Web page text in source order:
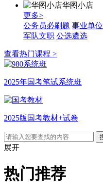
华图小店
更多>
公务员必刷题 事业单位
军队文职 公选遴选
查看热门课程 >
2025年国考笔试系统班
2025版国考教材+试卷
展开
热门推荐